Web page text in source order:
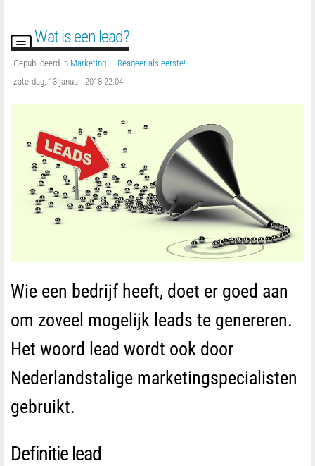
Wat is een lead?
Gepubliceerd in Marketing
Reageer als eerste!
zaterdag, 13 januari 2018 22:04
Wie een bedrijf heeft, doet er goed aan
om zoveel mogelijk leads te genereren.
Het woord lead wordt ook door
Nederlandstalige marketingspecialisten
gebruikt.
Definitie lead